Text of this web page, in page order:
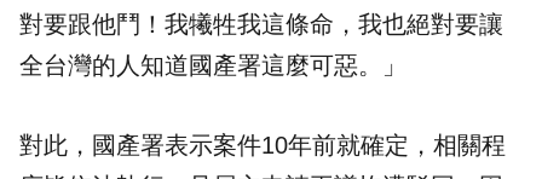
對要跟他鬥！我犧牲我這條命，我也絕對要讓
全台灣的人知道國產署這麼可惡。」
對此，國產署表示案件10年前就確定，相關程